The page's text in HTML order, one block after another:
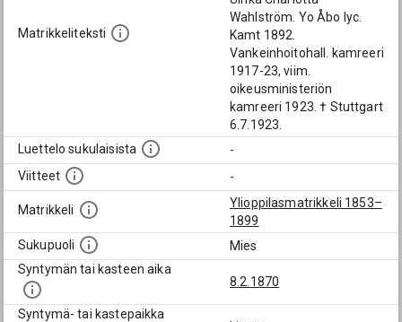
Matrikkeliteksti
Wahlström. Yo Åbo lyc.
Kamt 1892.
Vankeinhoitohall. kamreeri
1917-23, viim.
oikeusministeriön
kamreeri 1923. † Stuttgart
6.7.1923.
Luettelo sukulaisista
-
Viitteet
-
Matrikkeli
Ylioppilasmatrikkeli 1853–
1899
Sukupuoli
Mies
Syntymän tai kasteen aika
8.2.1870
Syntymä- tai kastepaikka